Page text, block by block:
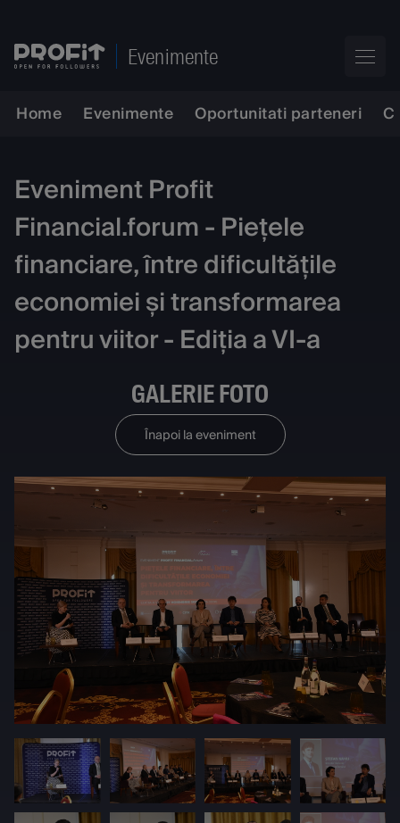
Evenimente
Home Evenimente Oportunitati parteneri
Eveniment Profit
Financial.forum - Piețele
financiare, între dificultățile
economiei și transformarea
pentru viitor - Ediția a VI-a
GALERIE FOTO
Înapoi la eveniment